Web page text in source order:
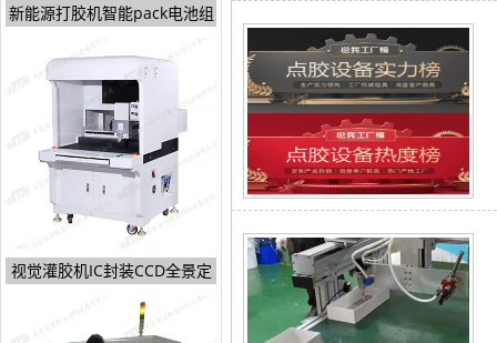
新能源打胶机智能pack电池组
视觉灌胶机IC封装CCD全景定